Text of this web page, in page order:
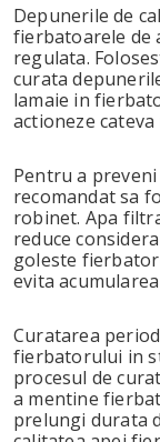
Depunerile de
fierbatoarele de
regulata.
curata
lamaie in
actioneze
Pentru a
recomandat sa
robinet. Apa
reduce
goleste
evita
Curatarea
fierbatorului in
procesul de
a mentine
prelungi durata